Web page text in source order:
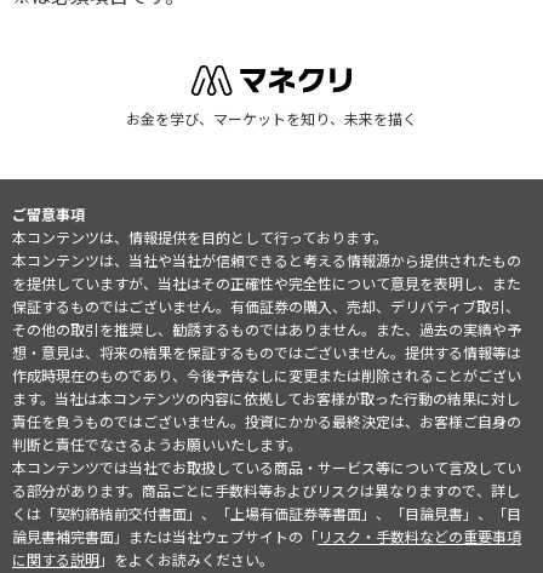
お金を学び、マーケットを知り、未来を描く
ご留意事項
本コンテンツは、情報提供を目的として行っております。
本コンテンツは、当社や当社が信頼できると考える情報源から提供されたもの
を提供していますが、当社はその正確性や完全性について意見を表明し、また
保証するものではございません。有価証券の購入、売却、デリバティブ取引、
その他の取引を推奨し、勧誘するものではありません。また、過去の実績や予
想・意見は、将来の結果を保証するものではございません。提供する情報等は
作成時現在のものであり、今後予告なしに変更または削除されることがござい
ます。当社は本コンテンツの内容に依拠してお客様が取った行動の結果に対し
責任を負うものではございません。投資にかかる最終決定は、お客様ご自身の
判断と責任でなさるようお願いいたします。
本コンテンツでは当社でお取扱している商品・サービス等について言及してい
る部分があります。商品ごとに手数料等およびリスクは異なりますので、詳し
くは「契約締結前交付書面」、「上場有価証券等書面」、「目論見書」、「目
論見書補完書面」または当社ウェブサイトの「リスク・手数料などの重要事項
に関する説明」をよくお読みください。